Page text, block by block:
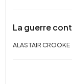
La guerre
ALASTAIR CROOKE